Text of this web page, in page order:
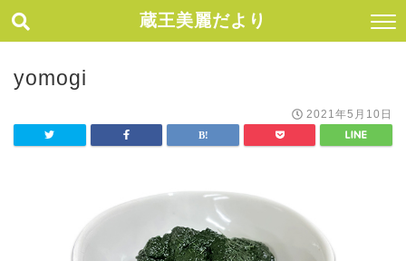
蔵王美麗だより
yomogi
2021年5月10日